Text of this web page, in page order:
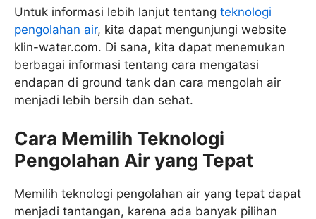
Untuk informasi lebih lanjut tentang teknologi
pengolahan air, kita dapat mengunjungi website
klin-water.com. Di sana, kita dapat menemukan
berbagai informasi tentang cara mengatasi
endapan di ground tank dan cara mengolah air
menjadi lebih bersih dan sehat.
Cara Memilih Teknologi
Pengolahan Air yang Tepat
Memilih teknologi pengolahan air yang tepat dapat
menjadi tantangan, karena ada banyak pilihan